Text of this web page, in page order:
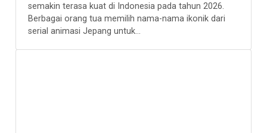
semakin terasa kuat di Indonesia pada tahun 2026.
Berbagai orang tua memilih nama-nama ikonik dari
serial animasi Jepang untuk...